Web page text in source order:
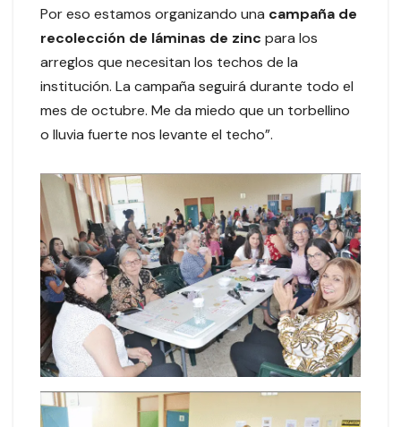
Por eso estamos organizando una campaña de
recolección de láminas de zinc para los
arreglos que necesitan los techos de la
institución. La campaña seguirá durante todo el
mes de octubre. Me da miedo que un torbellino
o lluvia fuerte nos levante el techo”.